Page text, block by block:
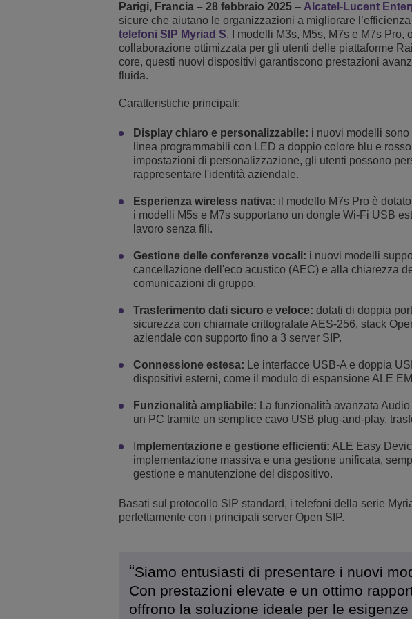
Transportation Solutions
Piccole e medie imprese (PMI)
Gestione e sicurezza della rete
Sedi Uffici Alcatel-Lucent Enterprise
Parigi, Francia – 28 febbraio 2025 – Alcatel-Lucent
sicure che aiutano le organizzazioni a migliorare
telefoni SIP Myriad S. I modelli M3s, M5s, M7s e M7s Pro,
collaborazione ottimizzata per gli utenti delle piattaforme
core, questi nuovi dispositivi garantiscono prestazioni
fluida.
Caratteristiche principali:
Display chiaro e personalizzabile: i nuovi modelli
linea programmabili con LED a doppio colore blu e
impostazioni di personalizzazione, gli utenti possono
rappresentare l'identità aziendale.
Esperienza wireless nativa: il modello M7s Pro è
i modelli M5s e M7s supportano un dongle Wi-Fi USB
lavoro senza fili.
Gestione delle conferenze vocali: i nuovi modelli
cancellazione dell'eco acustico (AEC) e alla chiarezza
comunicazioni di gruppo.
Trasferimento dati sicuro e veloce: dotati di doppia
sicurezza con chiamate crittografate AES-256, stack
aziendale con supporto fino a 3 server SIP.
Connessione estesa: Le interfacce USB-A e doppia
dispositivi esterni, come il modulo di espansione ALE
Funzionalità ampliabile: La funzionalità avanzata
un PC tramite un semplice cavo USB plug-and-play,
mplementazione e gestione efficienti: ALE Easy
implementazione massiva e una gestione unificata,
gestione e manutenzione del dispositivo.
Basati sul protocollo SIP standard, i telefoni della serie
perfettamente con i principali server Open SIP.
Siamo entusiasti di presentare i nuovi
Con prestazioni elevate e un ottimo
offrono la soluzione ideale per le